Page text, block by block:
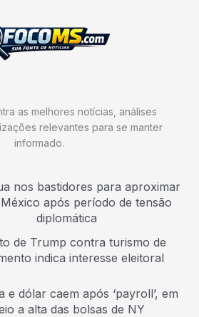
as melhores notícias, análises
relevantes para se manter
informado.
nos bastidores para aproximar
após período de tensão
diplomática
de Trump contra turismo de
indica interesse eleitoral
e dólar caem após ‘payroll’, em
a alta das bolsas de NY